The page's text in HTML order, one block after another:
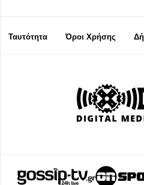
Ταυτότητα Όροι Χρήσης